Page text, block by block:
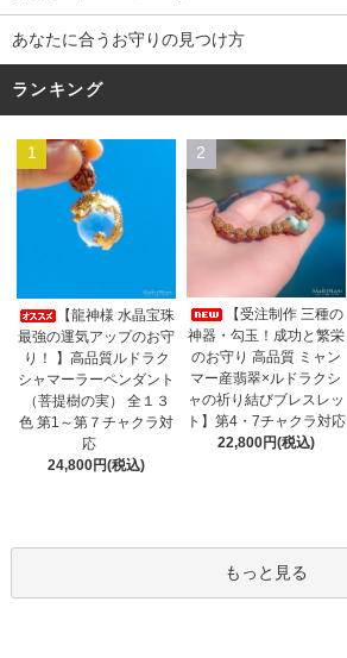
あなたに合うお守りの見つけ方
ランキング
1
【龍神様 水晶宝珠
最強の運気アップのお守
り！ 】高品質ルドラク
シャマーラーペンダント
（菩提樹の実） 全１３
色 第1～第７チャクラ対
応
24,800円(税込)
2
【受注制作 三種の
神器・勾玉！成功と繁栄
のお守り 高品質 ミャン
マー産翡翠×ルドラクシ
ャの祈り結びブレスレッ
ト】第4・7チャクラ対応
22,800円(税込)
もっと見る